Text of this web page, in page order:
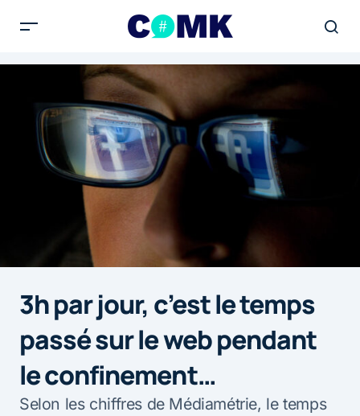
3h par jour, c’est le temps
passé sur le web pendant
le confinement…
Selon les chiffres de Médiamétrie, le temps